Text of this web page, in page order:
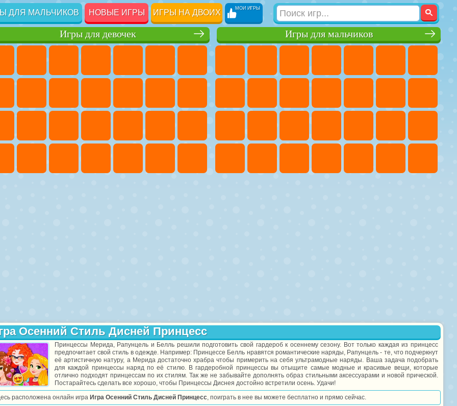
ДЛЯ МАЛЬЧИКОВ НОВЫЕ ИГРЫ ИГРЫ НА ДВОИХ МОИ ИГРЫ
Игры для мальчиков
Игры для девочек
Осенний Стиль Дисней Принцесс
Принцессы Мерида, Рапунцель и Белль решили подготовить свой гардероб к осеннему сезону. Вот только каждая из принцесс
предпочитает свой стиль в одежде. Например: Принцессе Белль нравятся романтические наряды, Рапунцель - те, что подчеркнут
её артистичную натуру, а Мерида достаточно храбра чтобы примерить на себя ультрамодные наряды. Ваша задача подобрать
для каждой принцессы наряд по её стилю. В гардеробной принцессы вы отыщите самые модные и красивые вещи, которые
отлично подходят принцессам по их стилям. Так же не забывайте дополнять образ стильными аксессуарами и новой прической.
Постарайтесь сделать все хорошо, чтобы Принцессы Диснея достойно встретили осень. Удачи!
расположена онлайн игра Игра Осенний Стиль Дисней Принцесс, поиграть в нее вы можете бесплатно и прямо сейчас.